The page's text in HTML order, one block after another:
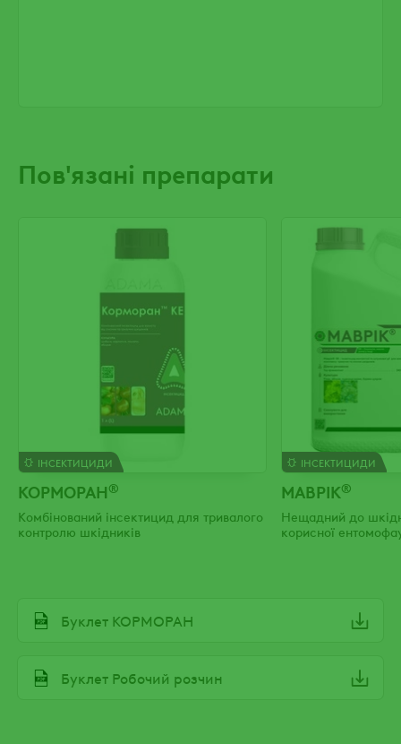
Пов'язані препарати
ІНСЕКТИЦИДИ
КОРМОРАН®
Комбінований інсектицид для тривалого
контролю шкідників
ІНСЕКТИЦИДИ
МАВРІК®
Нещадний до
корисної
File
Буклет КОРМОРАН
File
Буклет Робочий розчин